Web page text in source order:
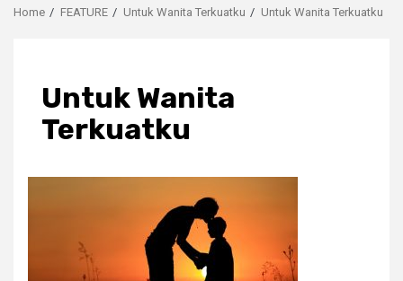
Home FEATURE Untuk Wanita Terkuatku Untuk Wanita Terkuatku
Untuk Wanita
Terkuatku